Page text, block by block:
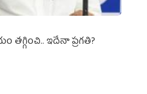
తగ్గించి.. ఇదేనా ప్రగతి?